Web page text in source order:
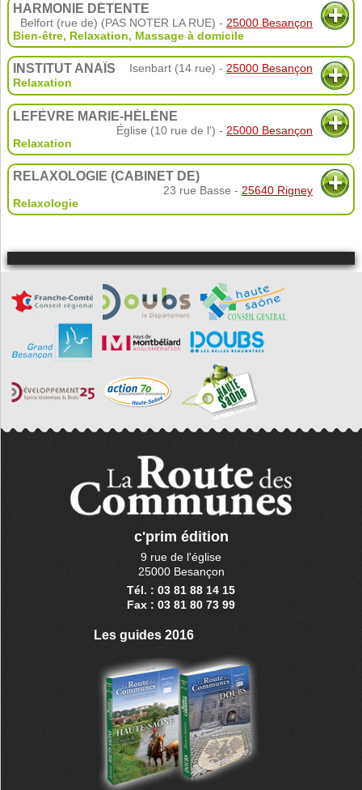
HARMONIE DÉTENTE
Belfort (rue de) (PAS NOTER LA RUE) - 25000 Besançon
Bien-être, Relaxation, Massage à domicile
INSTITUT ANAÏS Isenbart (14 rue) - 25000 Besançon
Relaxation
LEFÈVRE MARIE-HÉLÈNE
Église (10 rue de l') - 25000 Besançon
Relaxation
RELAXOLOGIE (CABINET DE)
23 rue Basse - 25640 Rigney
Relaxologie
c'prim édition
9 rue de l'église
25000 Besançon
Tél. : 03 81 88 14 15
Fax : 03 81 80 73 99
Les guides 2016